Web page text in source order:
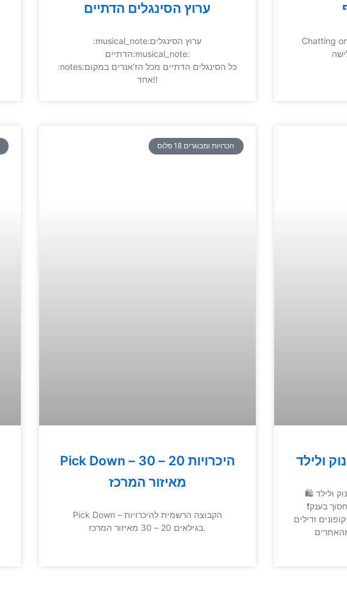
ערוץ הסינגלים הדתיים
:musical_note:ערוץ הסינגלים
הדתיים:musical_note:
:notes:כל הסינגלים הדתיים מכל הז’אנרים במקום
אחד!!
הכרויות ומבוגרים 18 פלוס
Pick Down – היכרויות 20 – 30
מאיזור המרכז
Pick Down – הקבוצה הרשמית להיכרויות
בגילאים 20 – 30 מאיזור המרכז.
ולילד
ולילד 🛍
בענק❗️
ודילים